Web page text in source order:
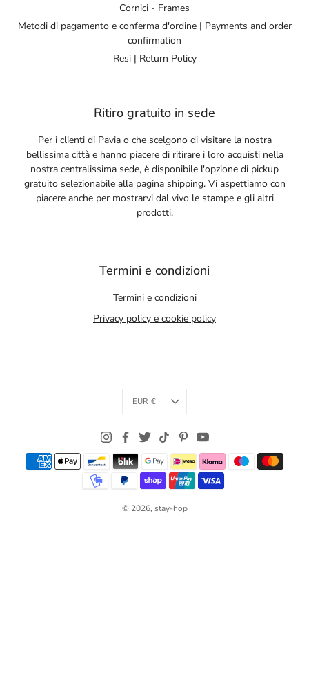
Cornici - Frames
Metodi di pagamento e conferma d'ordine | Payments and order
confirmation
Resi | Return Policy
Ritiro gratuito in sede
Per i clienti di Pavia o che scelgono di visitare la nostra
bellissima città e hanno piacere di ritirare i loro acquisti nella
nostra centralissima sede, è disponibile l'opzione di pickup
gratuito selezionabile alla pagina shipping. Vi aspettiamo con
piacere anche per mostrarvi dal vivo le stampe e gli altri
prodotti.
Termini e condizioni
Termini e condizioni
Privacy policy e cookie policy
Currency
EUR €
© 2026, stay-hop